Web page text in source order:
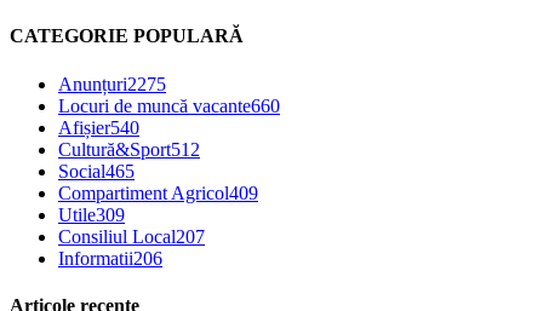
CATEGORIE POPULARĂ
Anunțuri2275
Locuri de muncă vacante660
Afișier540
Cultură&Sport512
Social465
Compartiment Agricol409
Utile309
Consiliul Local207
Informatii206
Articole recente